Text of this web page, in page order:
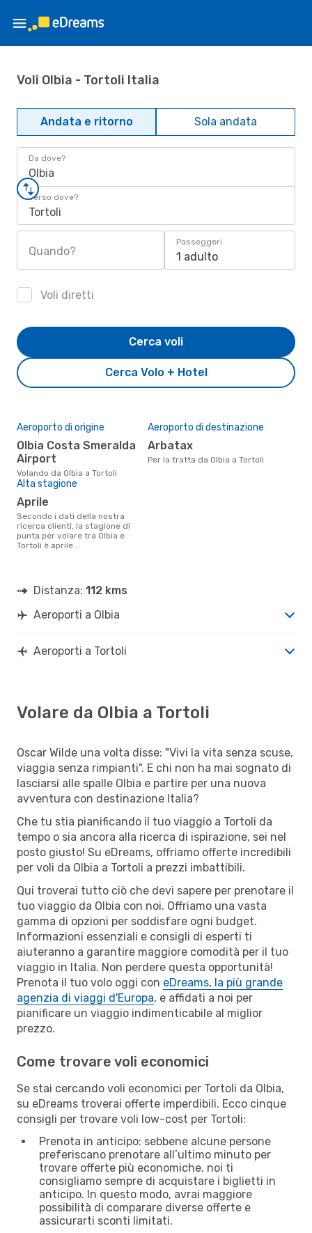
Voli Olbia - Tortoli Italia
Andata e ritorno Sola andata
Da dove?
Olbia
Verso dove?
Tortoli
Quando?
Passeggeri
1 adulto
Voli diretti
Cerca Volo + Hotel
Cerca voli
Aeroporto di origine
Olbia Costa Smeralda
Airport
Volando da Olbia a Tortoli
Aeroporto di destinazione
Arbatax
Per la tratta da Olbia a Tortoli
Alta stagione
aprile
Secondo i dati della nostra
ricerca clienti, la stagione di
punta per volare tra Olbia e
Tortoli è aprile .
Distanza: 112 kms
Aeroporti a Olbia
Aeroporti a Tortoli
Volare da Olbia a Tortoli
Oscar Wilde una volta disse: "Vivi la vita senza scuse,
viaggia senza rimpianti". E chi non ha mai sognato di
lasciarsi alle spalle Olbia e partire per una nuova
avventura con destinazione Italia?
Che tu stia pianificando il tuo viaggio a Tortoli da
tempo o sia ancora alla ricerca di ispirazione, sei nel
posto giusto! Su eDreams, offriamo offerte incredibili
per voli da Olbia a Tortoli a prezzi imbattibili.
Qui troverai tutto ciò che devi sapere per prenotare il
tuo viaggio da Olbia con noi. Offriamo una vasta
gamma di opzioni per soddisfare ogni budget.
Informazioni essenziali e consigli di esperti ti
aiuteranno a garantire maggiore comodità per il tuo
viaggio in Italia. Non perdere questa opportunità!
Prenota il tuo volo oggi con eDreams, la più grande
agenzia di viaggi d'Europa, e affidati a noi per
pianificare un viaggio indimenticabile al miglior
prezzo.
Come trovare voli economici
Se stai cercando voli economici per Tortoli da Olbia,
su eDreams troverai offerte imperdibili. Ecco cinque
consigli per trovare voli low-cost per Tortoli:
Prenota in anticipo: sebbene alcune persone
preferiscano prenotare all’ultimo minuto per
trovare offerte più economiche, noi ti
consigliamo sempre di acquistare i biglietti in
anticipo. In questo modo, avrai maggiore
possibilità di comparare diverse offerte e
assicurarti sconti limitati.